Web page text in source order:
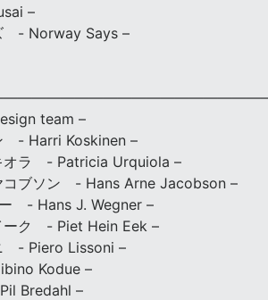
–
- Norway Says –
team –
- Harri Koskinen –
オラ - Patricia Urquiola –
コブソン - Hans Arne Jacobson –
- Hans J. Wegner –
ーク - Piet Hein Eek –
- Piero Lissoni –
Kodue –
Bredahl –